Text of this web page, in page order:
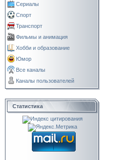
Сериалы
Спорт
Транспорт
Фильмы и анимация
Хобби и образование
Юмор
Все каналы
Каналы пользователей
Статистика